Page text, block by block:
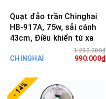
Quạt đảo trần Chinghai
HB-917A, 75w, sải cánh
43cm, Điều khiển từ xa
CHINGHAI
1.290.000₫
990.000₫
- 14%